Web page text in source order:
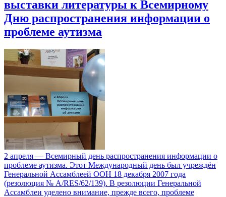
выставки литературы к Всемирному
Дню распространения информации о
проблеме аутизма
2 апреля — Всемирный день распространения информации о
проблеме аутизма. Этот Международный день был учреждён
Генеральной Ассамблеей ООН 18 декабря 2007 года
(резолюция № A/RES/62/139). В резолюции Генеральной
Ассамблеи уделено внимание, прежде всего, проблеме